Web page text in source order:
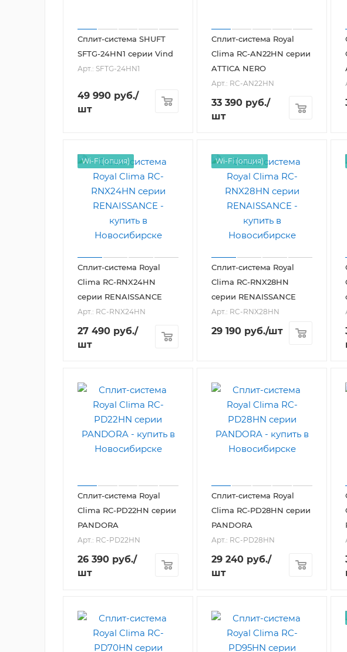
Сплит-система SHUFT
SFTG-24HN1 серии Vind
Арт.: SFTG-24HN1
49 990 руб./
шт
Сплит-система Royal
Clima RC-AN22HN серии
ATTICA NERO
Арт.: RC-AN22HN
33 390 руб./
шт
Wi-Fi (опция)
Сплит-система Royal
Clima RC-RNX24HN
серии RENAISSANCE
Арт.: RC-RNX24HN
27 490 руб./
шт
Wi-Fi (опция)
Сплит-система Royal
Clima RC-RNX28HN
серии RENAISSANCE
Арт.: RC-RNX28HN
29 190 руб./шт
Сплит-система Royal
Clima RC-PD22HN серии
PANDORA
Арт.: RC-PD22HN
26 390 руб./
шт
Сплит-система Royal
Clima RC-PD28HN серии
PANDORA
Арт.: RC-PD28HN
29 240 руб./
шт